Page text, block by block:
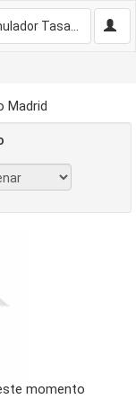
Madrid
momento